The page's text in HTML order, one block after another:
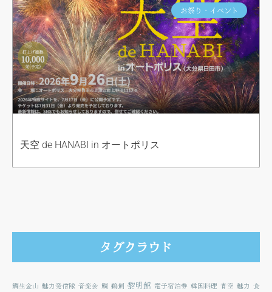
お祭り・イベント
天空 de HANABI in オートポリス
タグクラウド
鯛生金山 魅力発信隊 音楽会 鯛 鵜飼 黎明館 電子宿泊券 韓国料理 青空 魅力 食